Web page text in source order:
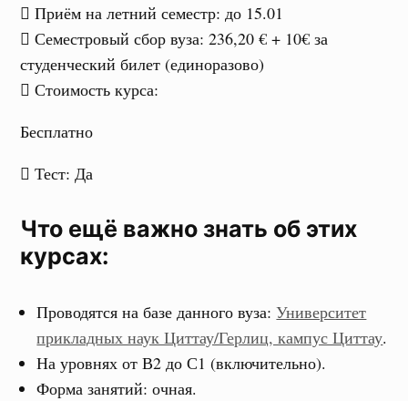
Приём на летний семестр: до 15.01
Семестровый сбор вуза: 236,20 € + 10€ за
студенческий билет (единоразово)
Стоимость курса:
Бесплатно
Тест: Да
Что ещё важно знать об этих
курсах:
Проводятся на базе данного вуза:Университет
прикладных наук Циттау/Герлиц, кампус Циттау.
На уровнях от В2 до С1 (включительно).
Форма занятий: очная.